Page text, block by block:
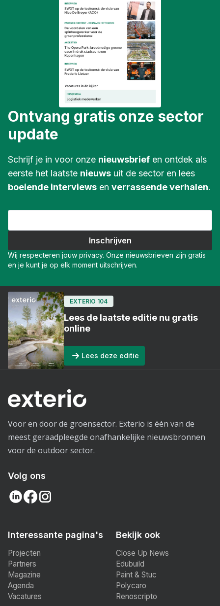
Ontvang gratis onze sector
update
Schrijf je in voor onze nieuwsbrief en ontdek als
eerste het laatste nieuws uit de sector en lees
boeiende interviews en verrassende verhalen.
Wij respecteren jouw privacy. Onze nieuwsbrieven zijn gratis
en je kunt je op elk moment uitschrijven.
EXTERIO 104
Lees de laatste editie nu gratis
online
Lees deze editie
Voor en door de groensector. Exterio is één van de
meest geraadpleegde onafhankelijke nieuwsbronnen
voor de outdoor sector.
Volg ons
Interessante pagina's
Projecten
Partners
Magazine
Agenda
Vacatures
Bekijk ook
Close Up News
Edubuild
Paint & Stuc
Polycaro
Renoscripto